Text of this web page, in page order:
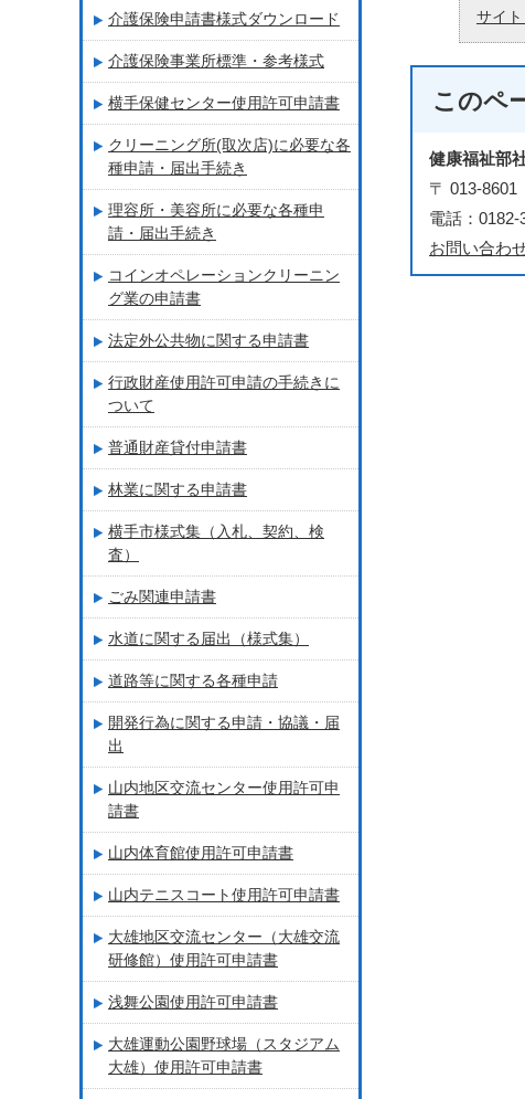
サイト
このペ
健康福祉部
〒 013-
電話：
お問い合わ
介護保険申請書様式ダウンロード
介護保険事業所標準・参考様式
横手保健センター使用許可申請書
クリーニング所(取次店)に必要な各
種申請・届出手続き
理容所・美容所に必要な各種申
請・届出手続き
コインオペレーションクリーニン
グ業の申請書
法定外公共物に関する申請書
行政財産使用許可申請の手続きに
ついて
普通財産貸付申請書
林業に関する申請書
横手市様式集（入札、契約、検
査）
ごみ関連申請書
水道に関する届出（様式集）
道路等に関する各種申請
開発行為に関する申請・協議・届
出
山内地区交流センター使用許可申
請書
山内体育館使用許可申請書
山内テニスコート使用許可申請書
大雄地区交流センター（大雄交流
研修館）使用許可申請書
浅舞公園使用許可申請書
大雄運動公園野球場（スタジアム
大雄）使用許可申請書